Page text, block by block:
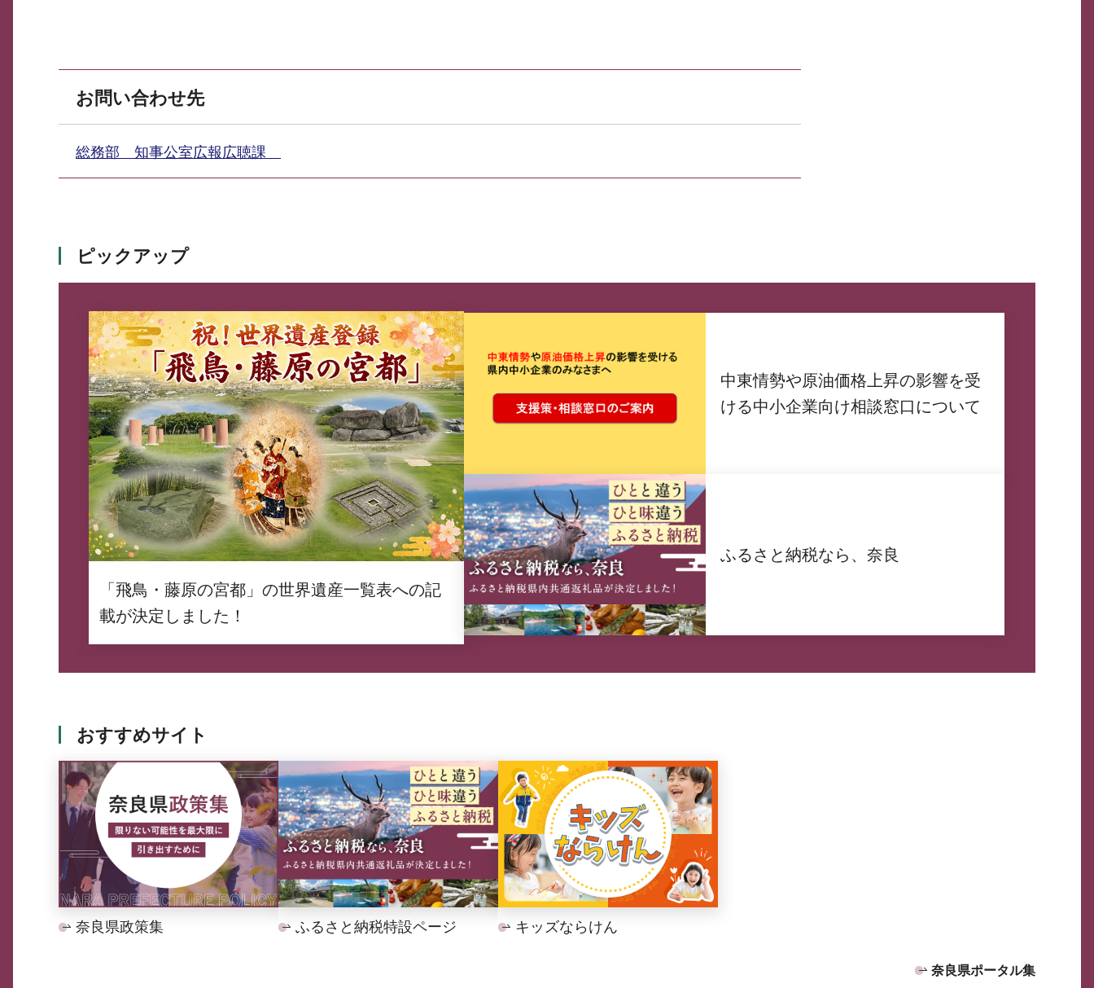
お問い合わせ先
総務部 知事公室広報広聴課
ピックアップ
「飛鳥・藤原の宮都」の世界遺産一覧表への記
載が決定しました！
中東情勢や原油価格上昇の影響を受
ける中小企業向け相談窓口について
ふるさと納税なら、奈良
おすすめサイト
奈良県政策集 ふるさと納税特設ページ キッズならけん
奈良県ポータル集